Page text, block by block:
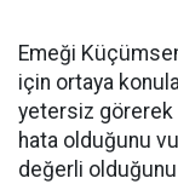
Emeği
için ortaya
yetersiz
hata olduğunu
değerli